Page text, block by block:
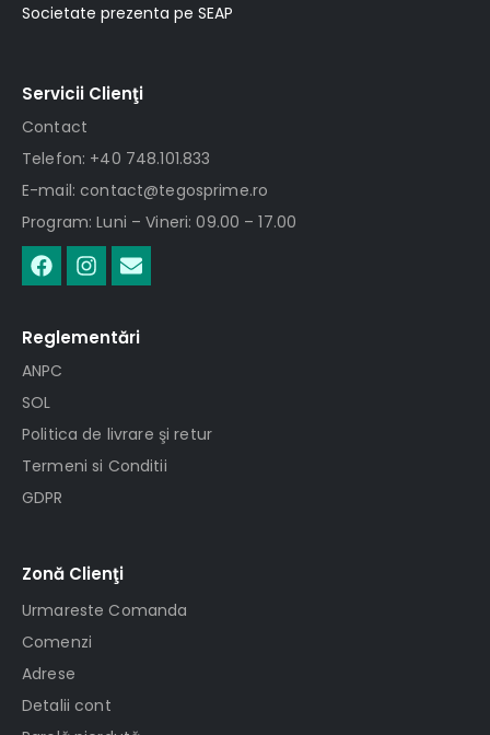
Societate prezenta pe SEAP
Servicii Clienţi
Contact
Telefon: +40 748.101.833
E-mail: contact@tegosprime.ro
Program: Luni – Vineri: 09.00 – 17.00
Reglementări
ANPC
SOL
Politica de livrare şi retur
Termeni si Conditii
GDPR
Zonă Clienţi
Urmareste Comanda
Comenzi
Adrese
Detalii cont